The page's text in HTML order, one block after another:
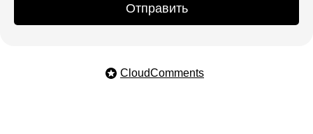
Отправить
CloudComments